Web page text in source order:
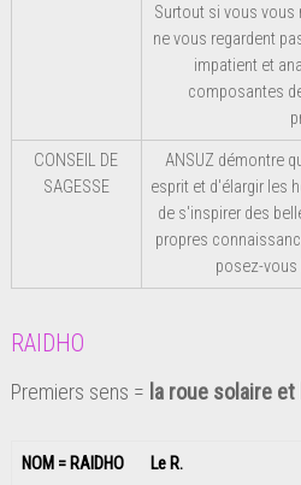
Surtout si vous vous
ne vous regardent
impatient et
composantes
CONSEIL DE
SAGESSE
ANSUZ démontre
esprit et d'élargir les
de s'inspirer des
propres
posez-
RAIDHO
Premiers sens = la roue solaire et
NOM = RAIDHO Le R.